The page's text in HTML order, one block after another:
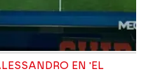
EN 'EL